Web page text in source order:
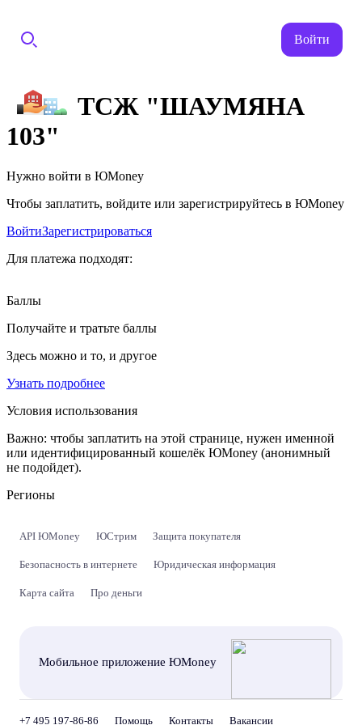
Войти
ТСЖ "ШАУМЯНА
103"
Нужно войти в ЮMoney
Чтобы заплатить, войдите или зарегистрируйтесь в ЮMoney
ВойтиЗарегистрироваться
Для платежа подходят:
Баллы
Получайте и тратьте баллы
Здесь можно и то, и другое
Узнать подробнее
Условия использования
Важно: чтобы заплатить на этой странице, нужен именной
или идентифицированный кошелёк ЮMoney (анонимный
не подойдет).
Регионы
API ЮMoney ЮСтрим Защита покупателя
Безопасность в интернете Юридическая информация
Карта сайта Про деньги
Мобильное приложение ЮMoney
+7 495 197-86-86 Помощь Контакты Вакансии